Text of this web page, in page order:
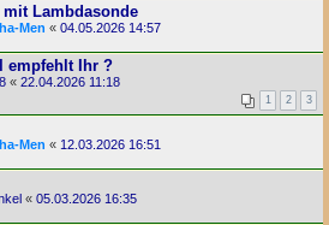
Lambdasonde
Men « 04.05.2026 14:57
empfehlt Ihr ?
« 22.04.2026 11:18
1 2 3
Men « 12.03.2026 16:51
« 05.03.2026 16:35